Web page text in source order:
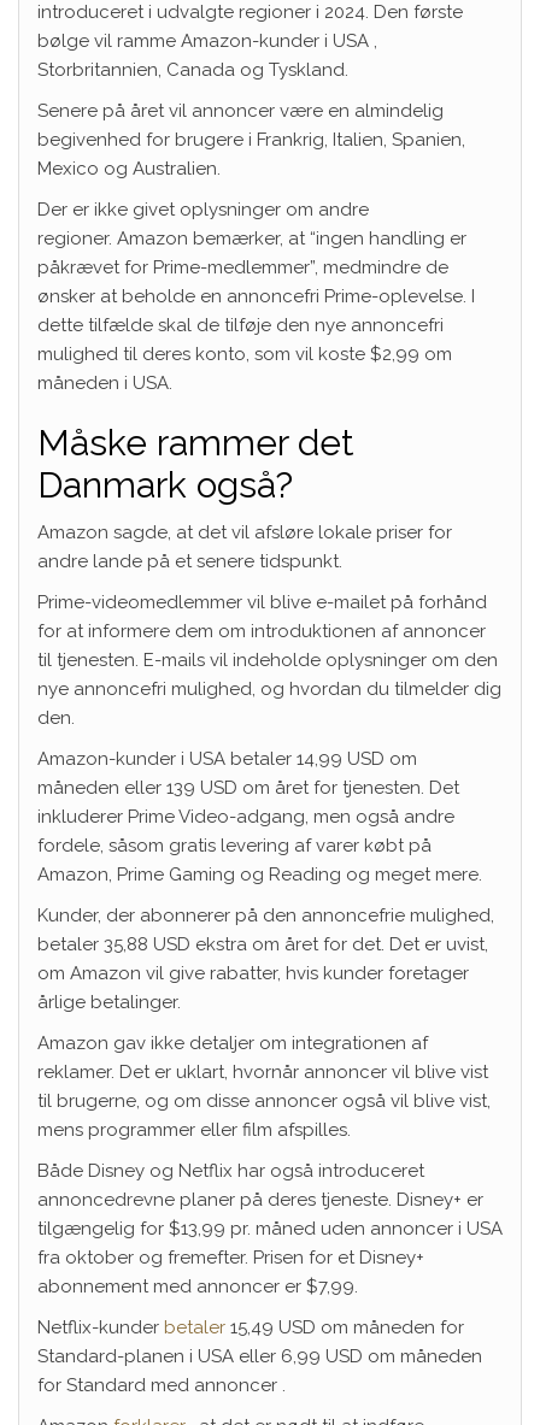
introduceret i udvalgte regioner i 2024. Den første
bølge vil ramme Amazon-kunder i USA ,
Storbritannien, Canada og Tyskland.
Senere på året vil annoncer være en almindelig
begivenhed for brugere i Frankrig, Italien, Spanien,
Mexico og Australien.
Der er ikke givet oplysninger om andre
regioner. Amazon bemærker, at “ingen handling er
påkrævet for Prime-medlemmer”, medmindre de
ønsker at beholde en annoncefri Prime-oplevelse. I
dette tilfælde skal de tilføje den nye annoncefri
mulighed til deres konto, som vil koste $2,99 om
måneden i USA.
Måske rammer det
Danmark også?
Amazon sagde, at det vil afsløre lokale priser for
andre lande på et senere tidspunkt.
Prime-videomedlemmer vil blive e-mailet på forhånd
for at informere dem om introduktionen af ​​annoncer
til tjenesten. E-mails vil indeholde oplysninger om den
nye annoncefri mulighed, og hvordan du tilmelder dig
den.
Amazon-kunder i USA betaler 14,99 USD om
måneden eller 139 USD om året for tjenesten. Det
inkluderer Prime Video-adgang, men også andre
fordele, såsom gratis levering af varer købt på
Amazon, Prime Gaming og Reading og meget mere.
Kunder, der abonnerer på den annoncefrie mulighed,
betaler 35,88 USD ekstra om året for det. Det er uvist,
om Amazon vil give rabatter, hvis kunder foretager
årlige betalinger.
Amazon gav ikke detaljer om integrationen af ​​
reklamer. Det er uklart, hvornår annoncer vil blive vist
til brugerne, og om disse annoncer også vil blive vist,
mens programmer eller film afspilles.
Både Disney og Netflix har også introduceret
annoncedrevne planer på deres tjeneste. Disney+ er
tilgængelig for $13,99 pr. måned uden annoncer i USA
fra oktober og fremefter. Prisen for et Disney+
abonnement med annoncer er $7,99.
Netflix-kunder betaler 15,49 USD om måneden for
Standard-planen i USA eller 6,99 USD om måneden
for Standard med annoncer .